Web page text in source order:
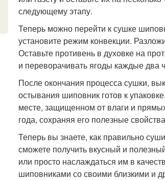
следующему этапу.
Теперь можно перейти к сушке
установите режим конвекции.
Оставьте противень в духовке на
и переворачивать ягоды каждые два
После окончания процесса сушки,
остывания шиповник готов к
месте, защищенном от влаги и
года, сохраняя его полезные
Теперь вы знаете, как правильно
сможете получить вкусный и
или просто наслаждаться им в
шиповниками со своими близкими и